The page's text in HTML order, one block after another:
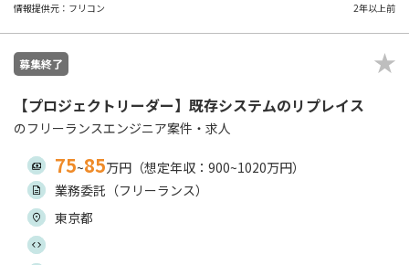
情報提供元：フリコン 2年以上前
募集終了
【プロジェクトリーダー】既存システムのリプレイス
のフリーランスエンジニア案件・求人
75~85万円（想定年収：900~1020万円）
業務委託（フリーランス）
東京都